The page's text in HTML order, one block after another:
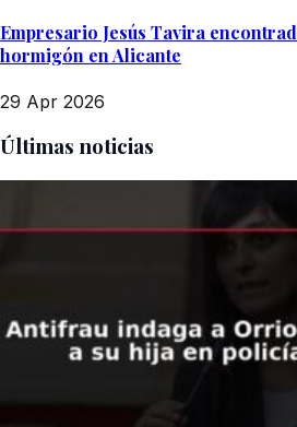
Empresario Jesús Tavira
hormigón en Alicante
29 Apr 2026
Últimas noticias